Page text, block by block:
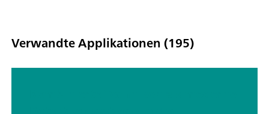
Verwandte Applikationen (195)